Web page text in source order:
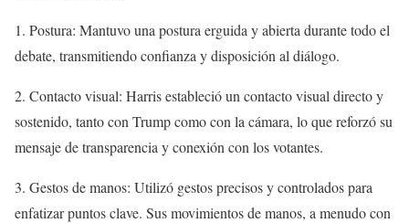
1. Postura: Mantuvo una postura erguida y abierta durante todo el
debate, transmitiendo confianza y disposición al diálogo.
2. Contacto visual: Harris estableció un contacto visual directo y
sostenido, tanto con Trump como con la cámara, lo que reforzó su
mensaje de transparencia y conexión con los votantes.
3. Gestos de manos: Utilizó gestos precisos y controlados para
enfatizar puntos clave. Sus movimientos de manos, a menudo con